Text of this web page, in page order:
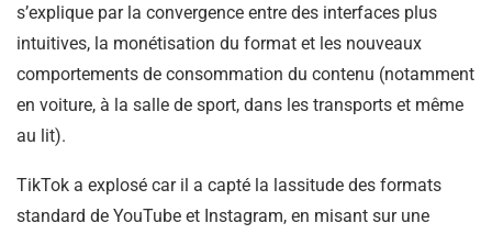
s’explique par la convergence entre des interfaces plus
intuitives, la monétisation du format et les nouveaux
comportements de consommation du contenu (notamment
en voiture, à la salle de sport, dans les transports et même
au lit).
TikTok a explosé car il a capté la lassitude des formats
standard de YouTube et Instagram, en misant sur une